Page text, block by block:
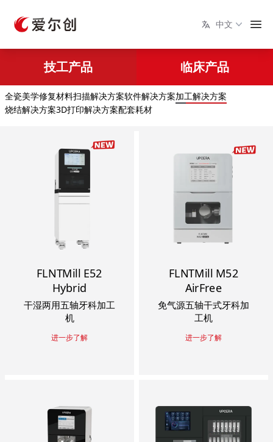
中文
技工产品 临床产品
全瓷美学修复材料扫描解决方案软件解决方案加工解决方案
烧结解决方案3D打印解决方案配套耗材
FLNTMill E52
Hybrid
干湿两用五轴牙科加工
机
进一步了解
FLNTMill M52
AirFree
免气源五轴干式牙科加
工机
进一步了解